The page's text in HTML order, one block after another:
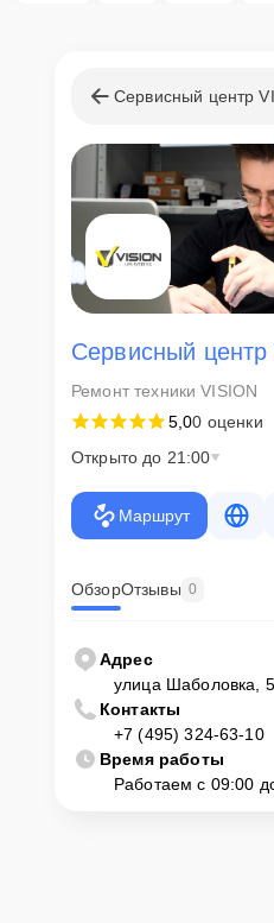
горячей линии или оставить
технику
Сервисный центр Vision-Service
сохранность техники и
ремонтируемых устройствах
Как начать
Для запуска процесса ремонта
сайтеили позвонить телефону
необходимым вопросам, запишут
вариантами курьерской
Сервисный центр
Сервисный центр
Ремонт техники VISION
5,00 оценки
Открыто до 21:00
Маршрут
ОбзорОтзывы 0
Адрес
улица Шаболовка,
Контакты
+7 (495) 324-63-10
Время работы
Работаем с 09:00